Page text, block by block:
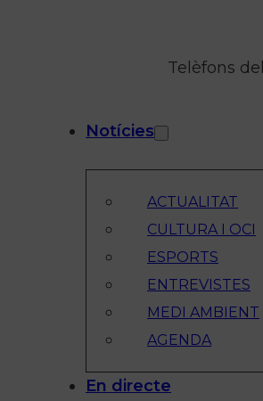
Telèfons
Notícies
ACTUALITAT
CULTURA I OCI
ESPORTS
ENTREVISTES
MEDI AMBIENT
AGENDA
En directe